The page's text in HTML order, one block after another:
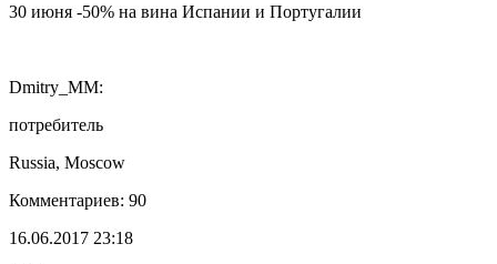
30 июня -50% на вина Испании и Португалии
Dmitry_MM:
потребитель
Russia, Moscow
Комментариев: 90
16.06.2017 23:18